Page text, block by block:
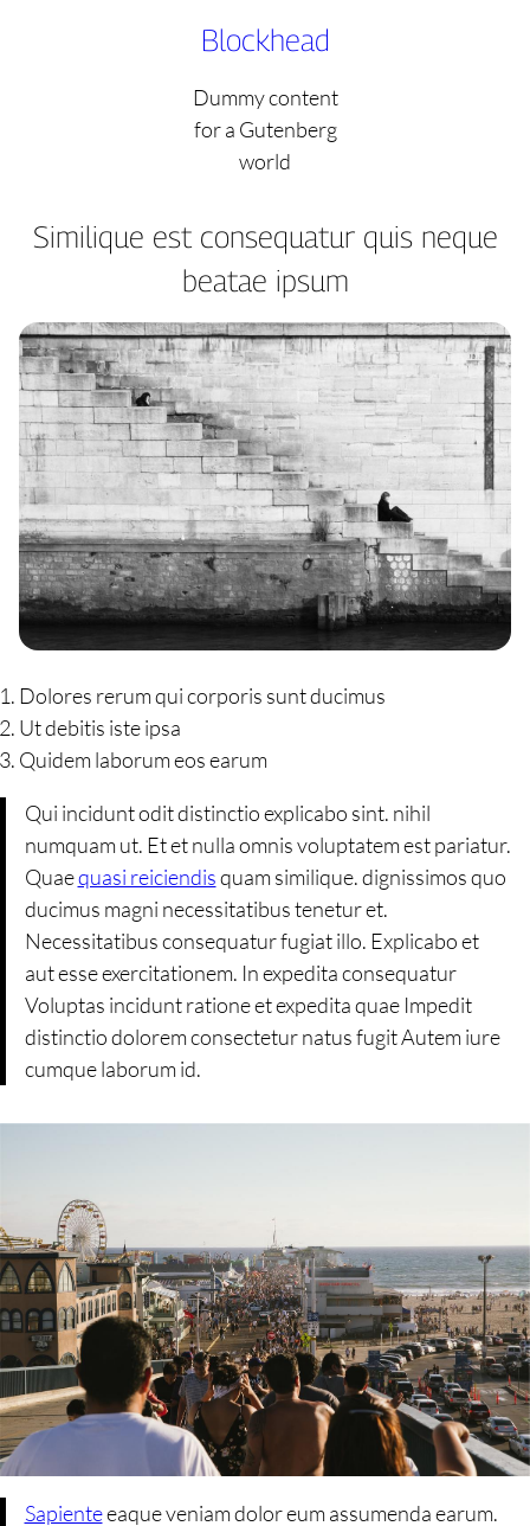
Blockhead
Dummy content
for a Gutenberg
world
Similique est consequatur quis neque
beatae ipsum
Dolores rerum qui corporis sunt ducimus
Ut debitis iste ipsa
Quidem laborum eos earum
Qui incidunt odit distinctio explicabo sint. nihil
numquam ut. Et et nulla omnis voluptatem est pariatur.
Quaequasi reiciendisquam similique. dignissimos quo
ducimus magni necessitatibus tenetur et.
Necessitatibus consequatur fugiat illo. Explicabo et
aut esse exercitationem. In expedita consequatur
Voluptas incidunt ratione et expedita quae Impedit
distinctio dolorem consectetur natus fugit Autem iure
cumque laborum id.
Sapienteeaque veniam dolor eum assumenda earum.